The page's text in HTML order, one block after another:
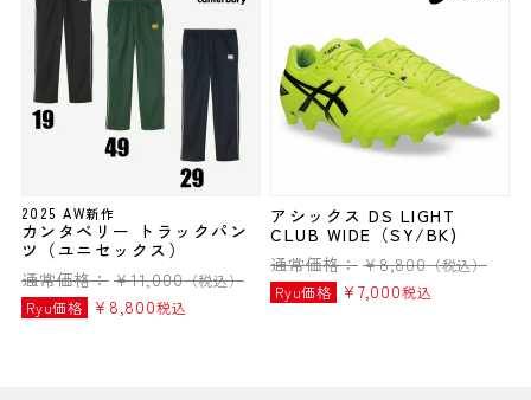
2025 AW新作
カンタベリー トラックパン
ツ（ユニセックス）
通常価格： ¥11,000（税込）
Ryu価格
¥ 8,800税込
アシックス DS LIGHT
CLUB WIDE（SY/BK)
通常価格： ¥8,800（税込）
Ryu価格
¥ 7,000税込